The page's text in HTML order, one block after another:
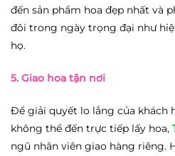
đến sản phẩm hoa đẹp nhất và
đôi trong ngày trọng đại như
họ.
5. Giao hoa tận nơi
Để giải quyết lo lắng của khách
không thể đến trực tiếp lấy hoa,
ngũ nhân viên giao hàng riêng.